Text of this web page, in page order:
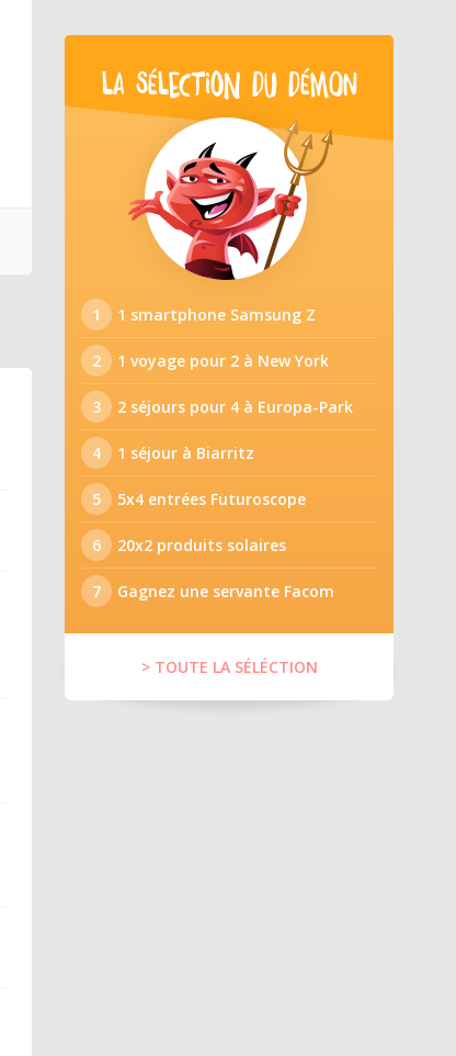
LA SÉLECTION DU DÉMON
1 1 smartphone Samsung Z
2 1 voyage pour 2 à New York
3 2 séjours pour 4 à Europa-Park
4 1 séjour à Biarritz
5 5x4 entrées Futuroscope
6 20x2 produits solaires
7 Gagnez une servante Facom
> TOUTE LA SÉLÉCTION